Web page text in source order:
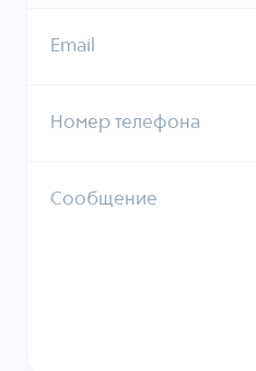
Email
Номер телефона
Сообщение